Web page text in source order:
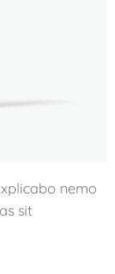
nemo
sit